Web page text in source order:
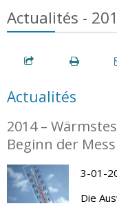
Actualités -
Actualités
2014 –
Beginn der
3-01-
Die